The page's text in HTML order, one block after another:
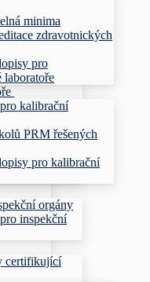
minima
zdravotnických
pro
laboratoře
kalibrační
PRM řešených
pro kalibrační
orgány
inspekční
certifikující